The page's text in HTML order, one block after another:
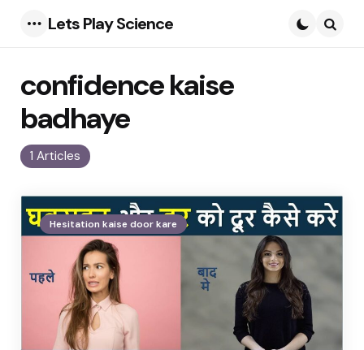
Lets Play Science
1 Articles
confidence kaise
badhaye
Hesitation kaise door kare